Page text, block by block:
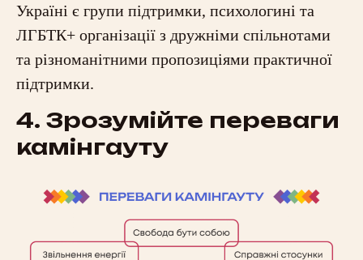
Україні є групи підтримки, психологині та
ЛГБТК+ організації з дружніми спільнотами
та різноманітними пропозиціями практичної
підтримки.
4. Зрозумійте переваги
камінгауту